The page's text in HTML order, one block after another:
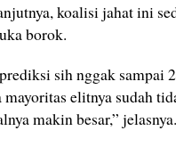
koalisi jahat ini
borok.
sih nggak sampai
mayoritas elitnya sudah
makin besar,” jelasnya.